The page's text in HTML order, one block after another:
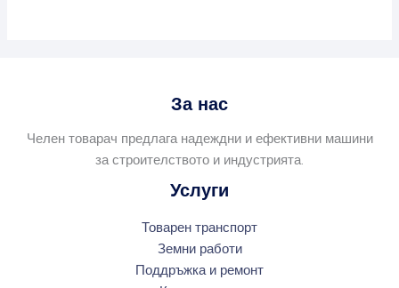
За нас
Челен товарач предлага надеждни и ефективни машини
за строителството и индустрията.
Услуги
Товарен транспорт
Земни работи
Поддръжка и ремонт